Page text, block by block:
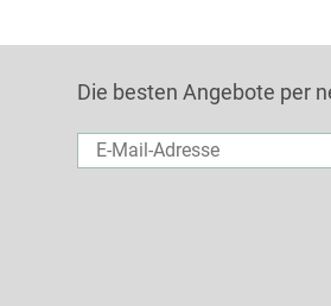
Die besten Angebote per
Mail-